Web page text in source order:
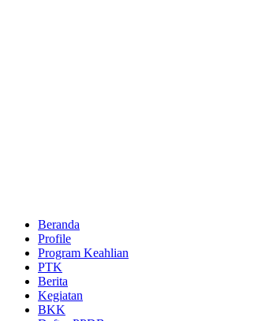
Beranda
Profile
Program Keahlian
PTK
Berita
Kegiatan
BKK